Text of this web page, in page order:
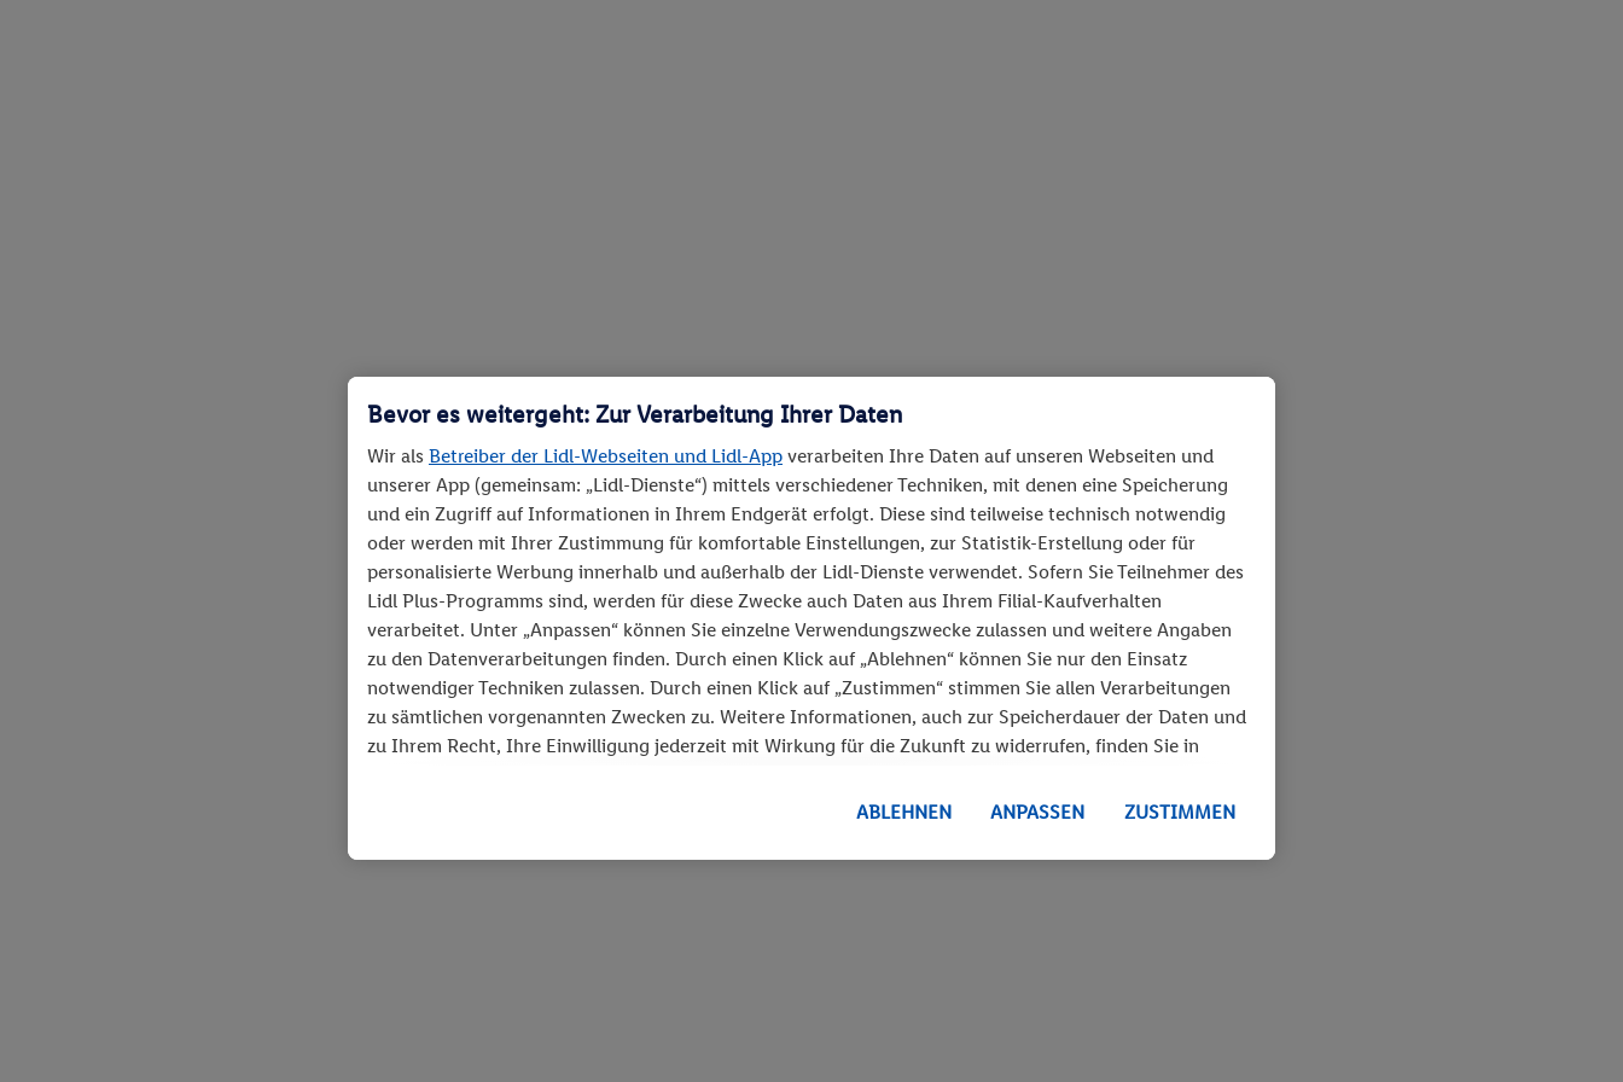
Bevor es weitergeht: Zur Verarbeitung Ihrer Daten
Wir als Betreiber der Lidl-Webseiten und Lidl-App verarbeiten Ihre Daten auf unseren Webseiten und
unserer App (gemeinsam: „Lidl-Dienste“) mittels verschiedener Techniken, mit denen eine Speicherung
und ein Zugriff auf Informationen in Ihrem Endgerät erfolgt. Diese sind teilweise technisch notwendig
oder werden mit Ihrer Zustimmung für komfortable Einstellungen, zur Statistik-Erstellung oder für
personalisierte Werbung innerhalb und außerhalb der Lidl-Dienste verwendet. Sofern Sie Teilnehmer des
Lidl Plus-Programms sind, werden für diese Zwecke auch Daten aus Ihrem Filial-Kaufverhalten
verarbeitet. Unter „Anpassen“ können Sie einzelne Verwendungszwecke zulassen und weitere Angaben
zu den Datenverarbeitungen finden. Durch einen Klick auf „Ablehnen“ können Sie nur den Einsatz
notwendiger Techniken zulassen. Durch einen Klick auf „Zustimmen“ stimmen Sie allen Verarbeitungen
zu sämtlichen vorgenannten Zwecken zu. Weitere Informationen, auch zur Speicherdauer der Daten und
zu Ihrem Recht, Ihre Einwilligung jederzeit mit Wirkung für die Zukunft zu widerrufen, finden Sie in
ABLEHNEN
ANPASSEN ZUSTIMMEN